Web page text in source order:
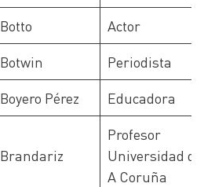
Botto
Actor
Botwin
Periodista
Boyero Pérez Educadora
Brandariz
Profesor
Universidad de
A Coruña